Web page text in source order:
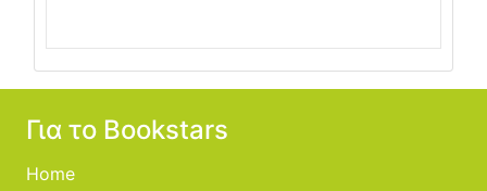
Για το Bookstars
Home